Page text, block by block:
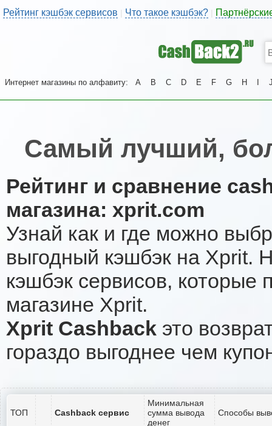
Рейтинг кэшбэк сервисов | Что такое кэшбэк?
Интернет магазины по алфавиту: A B C D E F G H
Самый лучший,
Рейтинг и сравнение
магазина: xprit.com
Узнай как и где можно
выгодный кэшбэк на Xprit.
кэшбэк сервисов, которые
магазине Xprit.
Xprit Cashback это
гораздо выгоднее чем
ТОП Cashback сервис
Минимальная
сумма вывода
денег
Способы